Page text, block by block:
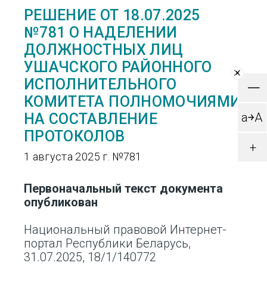
РЕШЕНИЕ ОТ 18.07.2025
№781 О НАДЕЛЕНИИ
ДОЛЖНОСТНЫХ ЛИЦ
УШАЧСКОГО РАЙОННОГО
ИСПОЛНИТЕЛЬНОГО
КОМИТЕТА ПОЛНОМОЧИЯМИ
НА СОСТАВЛЕНИЕ
ПРОТОКОЛОВ
1 августа 2025 г. №781
Первоначальный текст документа
опубликован
Национальный правовой Интернет-
портал Республики Беларусь,
31.07.2025, 18/1/140772
×
—
a￫A
+